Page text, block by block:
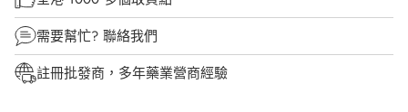
需要幫忙? 聯絡我們
註冊批發商，多年藥業營商經驗